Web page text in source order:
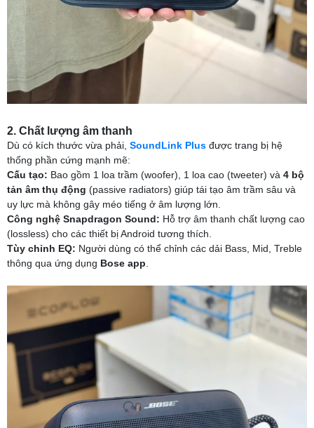
2. Chất lượng âm thanh
Dù có kích thước vừa phải, SoundLink Plus được trang bị hệ
thống phần cứng mạnh mẽ:
Cấu tạo: Bao gồm 1 loa trầm (woofer), 1 loa cao (tweeter) và 4 bộ
tản âm thụ động (passive radiators) giúp tái tạo âm trầm sâu và
uy lực mà không gây méo tiếng ở âm lượng lớn.
Công nghệ Snapdragon Sound: Hỗ trợ âm thanh chất lượng cao
(lossless) cho các thiết bị Android tương thích.
Tùy chỉnh EQ: Người dùng có thể chỉnh các dải Bass, Mid, Treble
thông qua ứng dụng Bose app